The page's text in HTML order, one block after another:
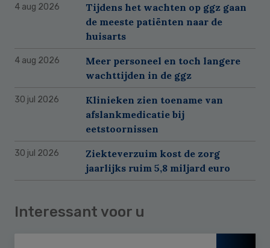
4 aug 2026
Tijdens het wachten op ggz gaan
de meeste patiënten naar de
huisarts
4 aug 2026
Meer personeel en toch langere
wachttijden in de ggz
30 jul 2026
Klinieken zien toename van
afslankmedicatie bij
eetstoornissen
30 jul 2026
Ziekteverzuim kost de zorg
jaarlijks ruim 5,8 miljard euro
Interessant voor u